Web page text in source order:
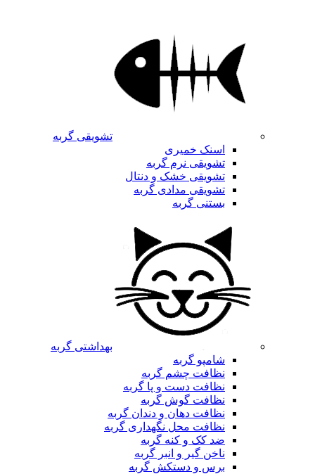
تشویقی گربه
اسنک خمیری
تشویقی نرم گربه
تشویقی خشک و دنتال
تشویقی مدادی گربه
بستنی گربه
بهداشتی گربه
شامپو گربه
نظافت چشم گربه
نظافت دست و پا گربه
نظافت گوش گربه
نظافت دهان و دندان گربه
نظافت محل نگهداری گربه
ضد کک و کنه گربه
ناخن گیر و انبر گربه
برس و دستکش گربه